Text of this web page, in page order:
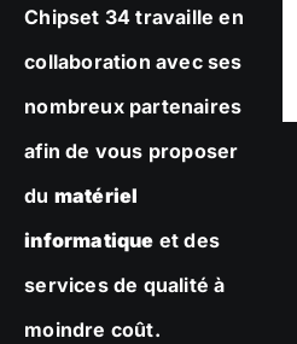
Chipset 34 travaille en
collaboration avec ses
nombreux partenaires
afin de vous proposer
du matériel
informatique et des
services de qualité à
moindre coût.